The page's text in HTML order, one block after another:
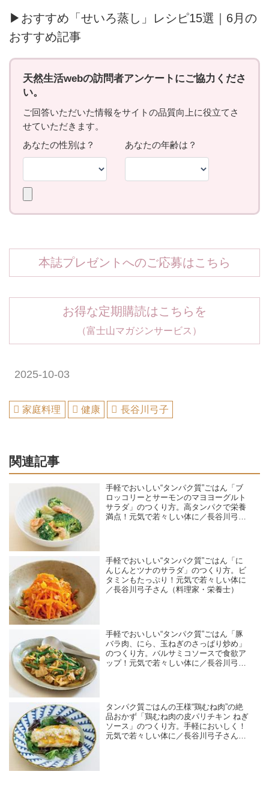
▶おすすめ「せいろ蒸し」レシピ15選｜6月の
おすすめ記事
本誌プレゼントへのご応募はこちら
お得な定期購読はこちらを
（富士山マガジンサービス）
2025-10-03
家庭料理 健康 長谷川弓子
関連記事
手軽でおいしい“タンパク質”ごはん「ブ
ロッコリーとサーモンのマヨヨーグルト
サラダ」のつくり方。高タンパクで栄養
満点！元気で若々しい体に／長谷川弓子
手軽でおいしい“タンパク質”ごはん「に
んじんとツナのサラダ」のつくり方。ビ
タミンもたっぷり！元気で若々しい体に
／長谷川弓子さん（料理家・栄養士）
手軽でおいしい“タンパク質”ごはん「豚
バラ肉、にら、玉ねぎのさっぱり炒め」
のつくり方。バルサミコソースで食欲ア
ップ！元気で若々しい体に／長谷川弓子
タンパク質ごはんの王様“鶏むね肉”の絶
品おかず「鶏むね肉の皮パリチキン ねぎ
ソース」のつくり方。手軽においしく！
元気で若々しい体に／長谷川弓子さん